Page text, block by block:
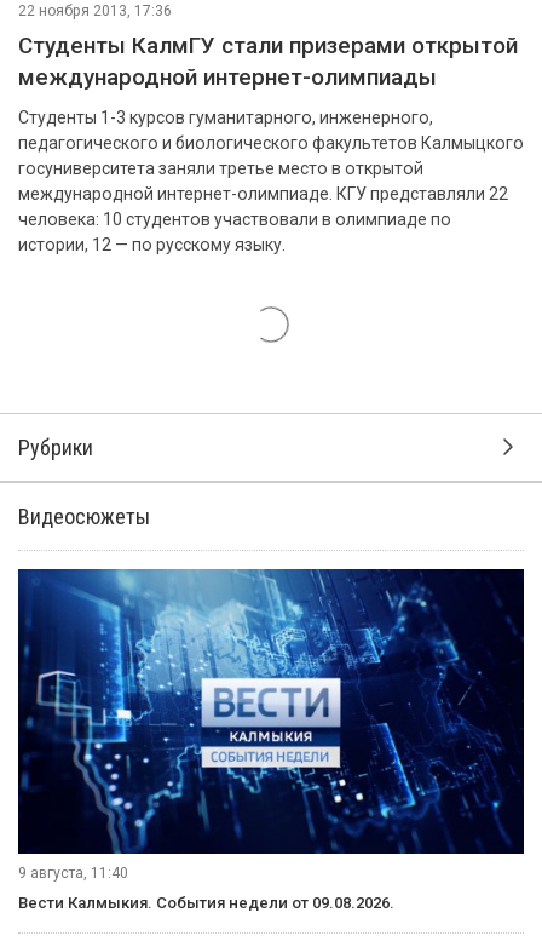
22 ноября 2013, 17:36
Студенты КалмГУ стали призерами открытой
международной интернет-олимпиады
Студенты 1-3 курсов гуманитарного, инженерного,
педагогического и биологического факультетов Калмыцкого
госуниверситета заняли третье место в открытой
международной интернет-олимпиаде. КГУ представляли 22
человека: 10 студентов участвовали в олимпиаде по
истории, 12 — по русскому языку.
Рубрики
Видеосюжеты
9 августа, 11:40
Вести Калмыкия. События недели от 09.08.2026.